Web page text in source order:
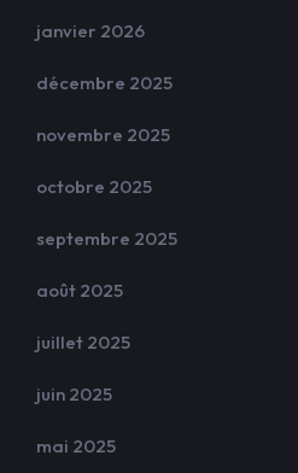
janvier 2026
décembre 2025
novembre 2025
octobre 2025
septembre 2025
août 2025
juillet 2025
juin 2025
mai 2025